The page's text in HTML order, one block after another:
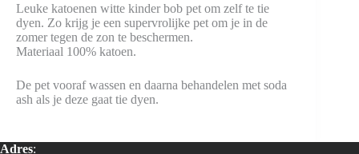
Leuke katoenen witte kinder bob pet om zelf te tie
dyen. Zo krijg je een supervrolijke pet om je in de
zomer tegen de zon te beschermen.
Materiaal 100% katoen.
De pet vooraf wassen en daarna behandelen met soda
ash als je deze gaat tie dyen.
Adres: